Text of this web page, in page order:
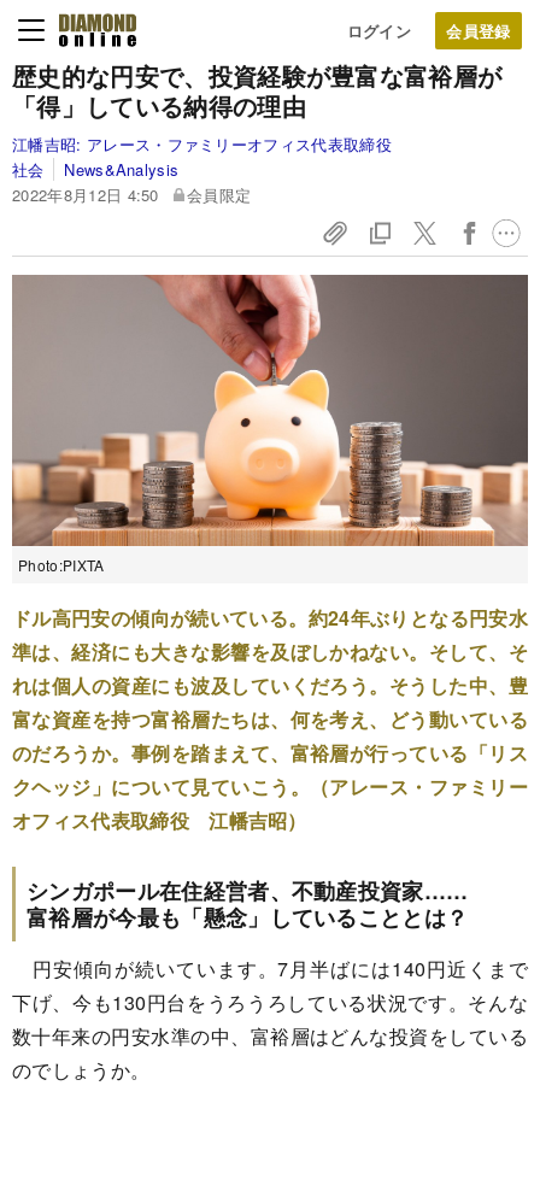
ログイン
歴史的な円安で、投資経験が豊富な富裕層が
「得」している納得の理由
江幡吉昭: アレース・ファミリーオフィス代表取締役
社会
News&Analysis
2022年8月12日 4:50
会員限定
Photo:PIXTA
ドル高円安の傾向が続いている。約24年ぶりとなる円安水
準は、経済にも大きな影響を及ぼしかねない。そして、そ
れは個人の資産にも波及していくだろう。そうした中、豊
富な資産を持つ富裕層たちは、何を考え、どう動いている
のだろうか。事例を踏まえて、富裕層が行っている「リス
クヘッジ」について見ていこう。（アレース・ファミリー
オフィス代表取締役 江幡吉昭）
シンガポール在住経営者、不動産投資家……
富裕層が今最も「懸念」していることとは？
円安傾向が続いています。7月半ばには140円近くまで
下げ、今も130円台をうろうろしている状況です。そんな
数十年来の円安水準の中、富裕層はどんな投資をしている
のでしょうか。